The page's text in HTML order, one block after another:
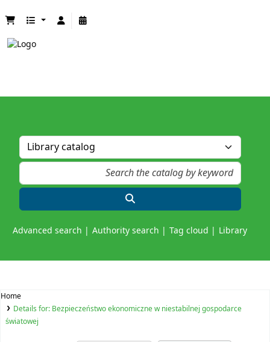
Advanced search Authority search Tag cloud Library
Home
Details for: Bezpieczeństwo ekonomiczne w niestabilnej gospodarce
światowej